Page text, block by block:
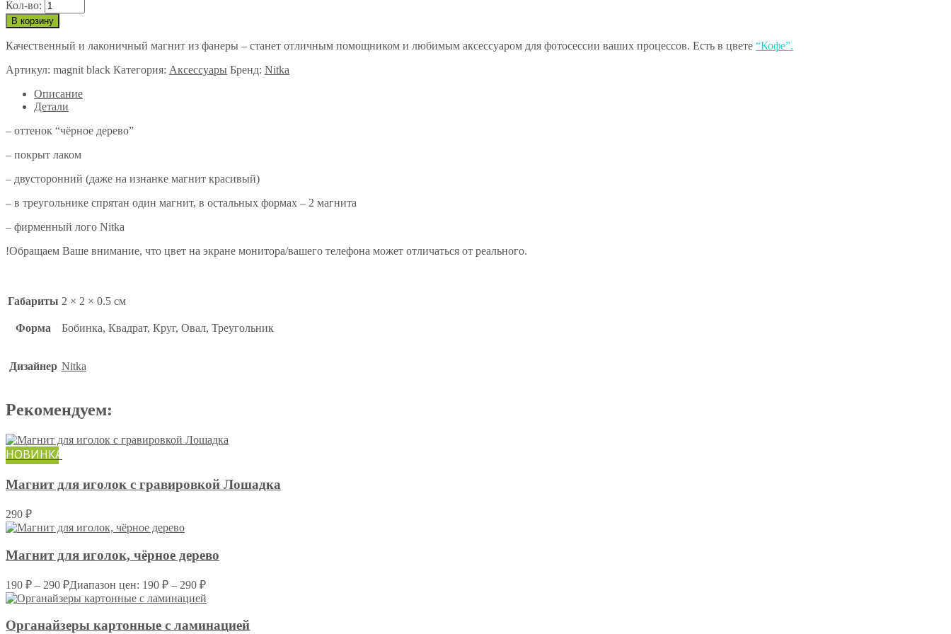
Кол-во:
В корзину
Качественный и лаконичный магнит из фанеры – станет отличным помощником и любимым аксессуаром для фотосессии ваших процессов. Есть в цвете “Кофе”.
Артикул: magnit black Категория: Аксессуары Бренд: Nitka
Описание
Детали
– оттенок “чёрное дерево”
– покрыт лаком
– двусторонний (даже на изнанке магнит красивый)
– в треугольнике спрятан один магнит, в остальных формах – 2 магнита
– фирменный лого Nitka
!Обращаем Ваше внимание, что цвет на экране монитора/вашего телефона может отличаться от реального.
Габариты 2 × 2 × 0.5 см
Форма Бобинка, Квадрат, Круг, Овал, Треугольник
Дизайнер Nitka
Рекомендуем:
НОВИНКА
Магнит для иголок с гравировкой Лошадка
290 ₽
Магнит для иголок, чёрное дерево
190 ₽ – 290 ₽Диапазон цен: 190 ₽ – 290 ₽
Органайзеры картонные c ламинацией